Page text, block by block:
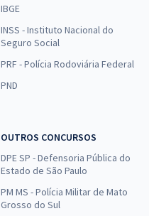
IBGE
INSS - Instituto Nacional do
Seguro Social
PRF - Polícia Rodoviária Federal
PND
OUTROS CONCURSOS
DPE SP - Defensoria Pública do
Estado de São Paulo
PM MS - Polícia Militar de Mato
Grosso do Sul